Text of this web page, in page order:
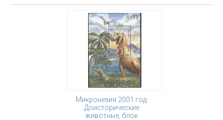
Микронезия 2001 год.
Доисторические
животные, блок